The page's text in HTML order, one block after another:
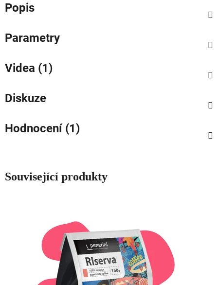
Popis
Parametry
Videa (1)
Diskuze
Hodnocení (1)
Související produkty